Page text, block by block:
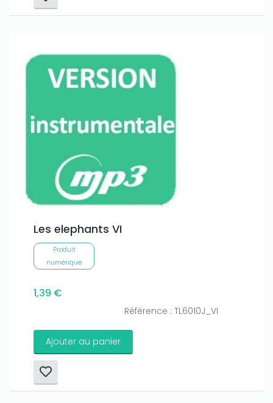
Les elephants VI
Produit
numérique
1,39 €
Référence : TL6010J_VI
Ajouter au panier